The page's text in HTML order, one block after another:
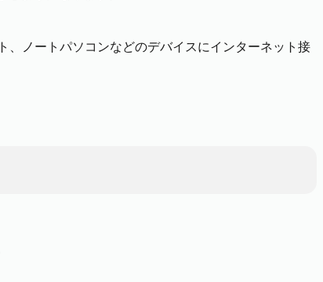
、ノートパソコンなどのデバイスにインターネット接